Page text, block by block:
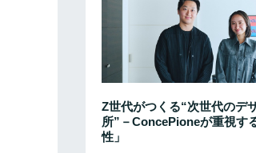
Z世代がつくる“次世代のデ
所”－ConcePioneが重視す
性」